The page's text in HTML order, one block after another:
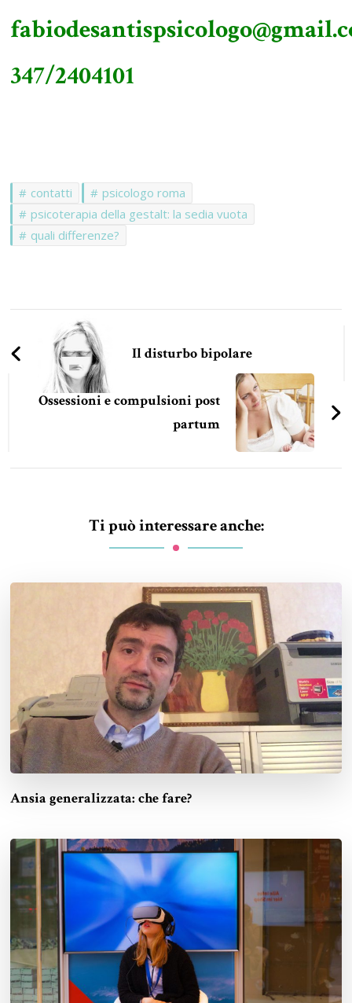
347/2404101
contatti
psicologo roma
psicoterapia della gestalt: la sedia vuota
quali differenze?
Navigazione
articoli
Il disturbo bipolare
Ossessioni e compulsioni post
partum
Ti può interessare anche:
Ansia generalizzata: che fare?